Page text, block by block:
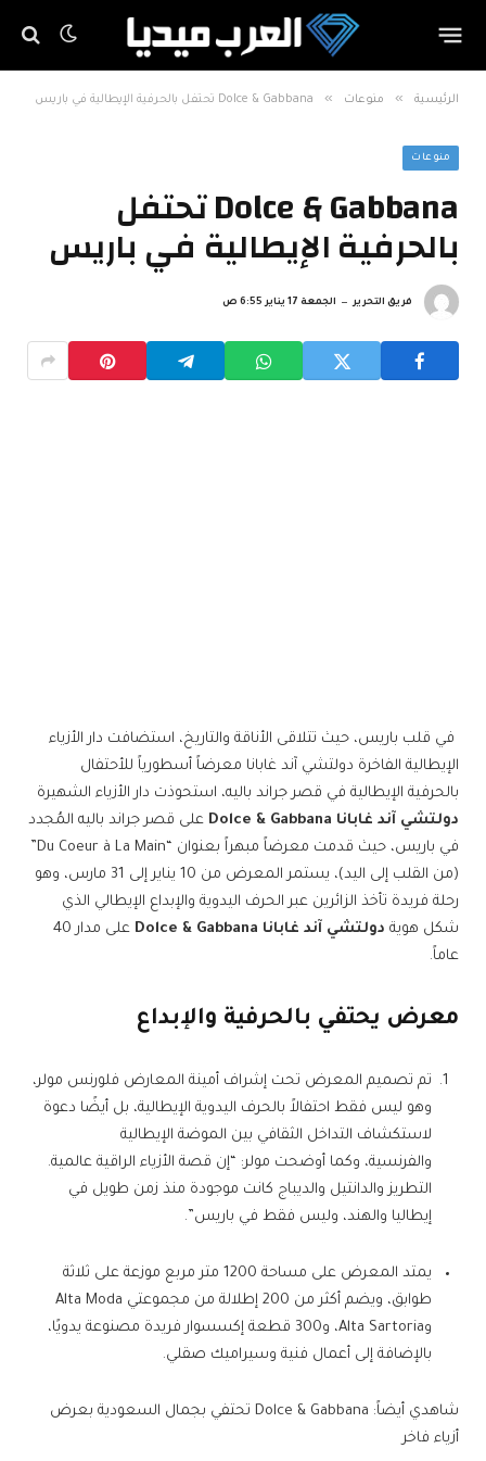
الرئيسية » منوعات » Dolce & Gabbana تحتفل بالحرفية الإيطالية في باريس
منوعات
Dolce & Gabbana تحتفل
بالحرفية الإيطالية في باريس
فريق التحرير الجمعة 17 يناير 6:55 ص
في قلب باريس، حيث تتلاقى الأناقة والتاريخ، استضافت دار الأزياء
الإيطالية الفاخرة دولتشي آند غابانا معرضاً أسطورياً للأحتفال
بالحرفية الإيطالية في قصر جراند باليه، استحوذت دار الأزياء الشهيرة
دولتشي آند غابانا Dolce & Gabbana
على قصر جراند باليه المُجدد
في باريس، حيث قدمت معرضاً مبهراً بعنوان “Du Coeur à La Main”
(من القلب إلى اليد)، يستمر المعرض من 10 يناير إلى 31 مارس، وهو
رحلة فريدة تأخذ الزائرين عبر الحرف اليدوية والإبداع الإيطالي الذي
شكل هوية دولتشي آند غابانا Dolce & Gabbana
على مدار 40
عاماً.
معرض يحتفي بالحرفية والإبداع
تم تصميم المعرض تحت إشراف أمينة المعارض فلورنس مولر،
وهو ليس فقط احتفالاً بالحرف اليدوية الإيطالية، بل أيضًا دعوة
لاستكشاف التداخل الثقافي بين الموضة الإيطالية
والفرنسية، وكما أوضحت مولر: “إن قصة الأزياء الراقية عالمية.
التطريز والدانتيل والديباج كانت موجودة منذ زمن طويل في
إيطاليا والهند، وليس فقط في باريس”.
يمتد المعرض على مساحة 1200 متر مربع موزعة على ثلاثة
طوابق، ويضم أكثر من 200 إطلالة من مجموعتي Alta Moda
وAlta Sartoria، و300 قطعة إكسسوار فريدة مصنوعة يدويًا،
بالإضافة إلى أعمال فنية وسيراميك صقلي.
شاهدي أيضاً: Dolce & Gabbana تحتفي بجمال السعودية بعرض
أزياء فاخر